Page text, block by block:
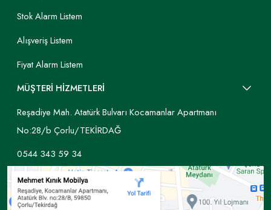
Stok Alarm Listem
Alışveriş Listem
Fiyat Alarm Listem
MÜŞTERİ HİZMETLERİ
Reşadiye Mah. Atatürk Bulvarı Kocamanlar Apartmanı
No:28/b Çorlu/TEKİRDAĞ
0544 343 59 34